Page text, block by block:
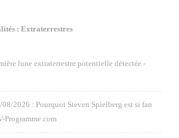
: Extraterrestres
lune extraterrestre potentielle détectée -
2026 : Pourquoi Steven Spielberg est si fan
Programme.com